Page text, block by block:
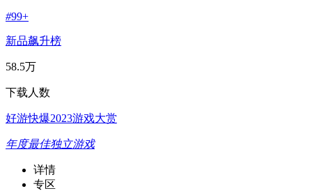
#99+
新品飙升榜
58.5万
下载人数
好游快爆2023游戏大赏
年度最佳独立游戏
详情
专区